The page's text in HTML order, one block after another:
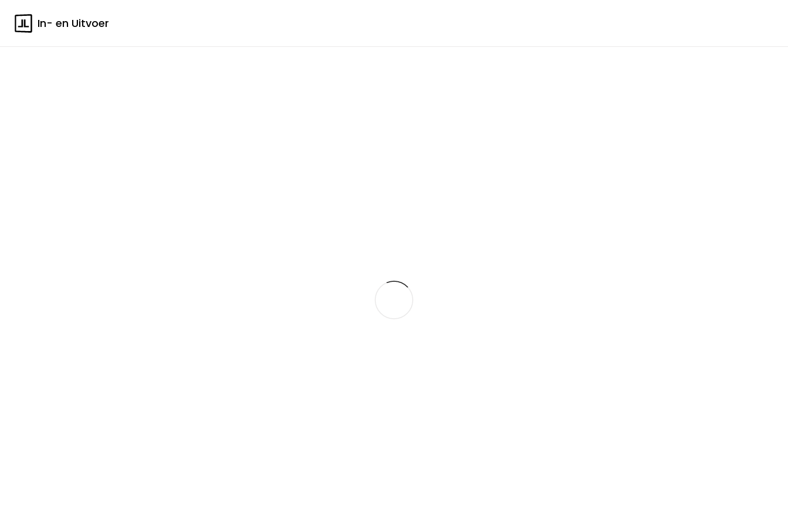
In- en Uitvoer